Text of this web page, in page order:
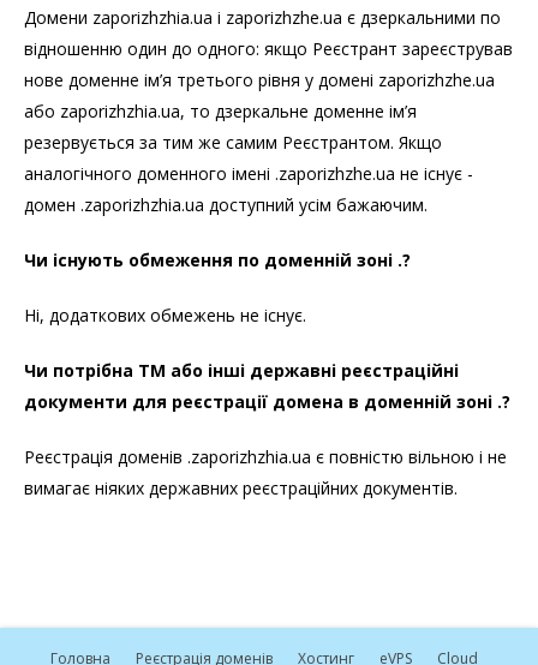
Домени zaporizhzhia.ua і zaporizhzhe.ua є дзеркальними по
відношенню один до одного: якщо Реєстрант зареєстрував
нове доменне ім’я третього рівня у домені zaporizhzhe.ua
або zaporizhzhia.ua, то дзеркальне доменне ім’я
резервується за тим же самим Реєстрантом. Якщо
аналогічного доменного імені .zaporizhzhe.ua не існує -
домен .zaporizhzhia.ua доступний усім бажаючим.
Чи існують обмеження по доменній зоні .?
Ні, додаткових обмежень не існує.
Чи потрібна ТМ або інші державні реєстраційні
документи для реєстрації домена в доменній зоні .?
Реєстрація доменів .zaporizhzhia.ua є повністю вільною і не
вимагає ніяких державних реєстраційних документів.
Головна Реєстрація доменів Хостинг eVPS Cloud